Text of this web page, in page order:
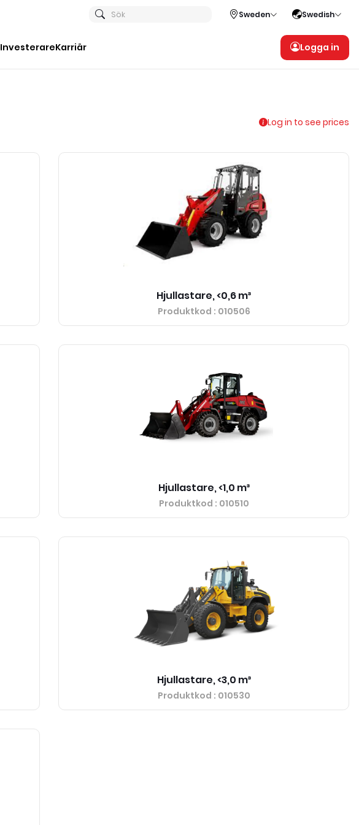
Sök Sweden Swedish
InvesterareKarriär Logga in
Log in to see prices
Hjullastare, <0,6 m³
Produktkod : 010506
Hjullastare, <1,0 m³
Produktkod : 010510
Hjullastare, <3,0 m³
Produktkod : 010530